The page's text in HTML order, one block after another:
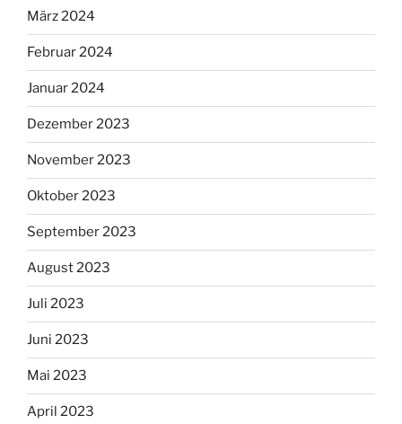
März 2024
Februar 2024
Januar 2024
Dezember 2023
November 2023
Oktober 2023
September 2023
August 2023
Juli 2023
Juni 2023
Mai 2023
April 2023